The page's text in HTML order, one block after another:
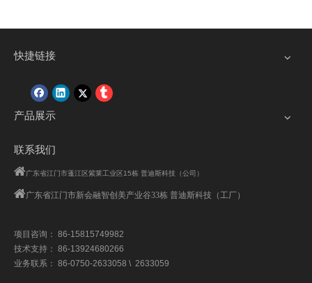
快捷链接
产品展示
联系我们
广东省江门市蓬江区紫莱工业区15栋 普迪斯科技（公司）
广东省江门市新会融智创美产业谷33栋 普迪斯科技（工厂）
项目咨询： 86-15815749982
技术支持： 86-13924680266
业务联系： 86-0750-2633058 \ 2633059